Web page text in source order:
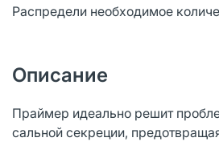
Распредели необходимое
Описание
Праймер идеально решит
сальной секреции,